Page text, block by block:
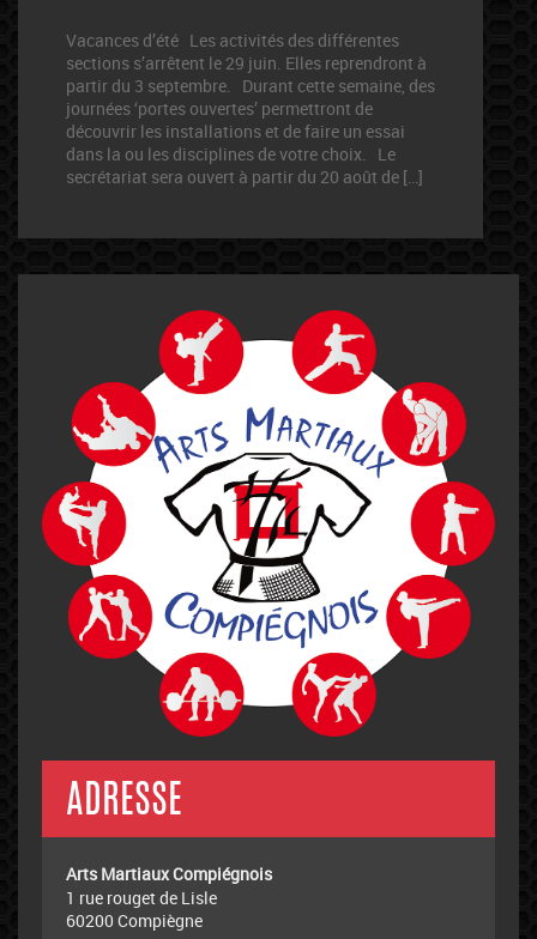
Vacances d’été Les activités des différentes
sections s’arrêtent le 29 juin. Elles reprendront à
partir du 3 septembre. Durant cette semaine, des
journées ‘portes ouvertes’ permettront de
découvrir les installations et de faire un essai
dans la ou les disciplines de votre choix. Le
secrétariat sera ouvert à partir du 20 août de […]
ADRESSE
Arts Martiaux Compiégnois
1 rue rouget de Lisle
60200 Compiègne